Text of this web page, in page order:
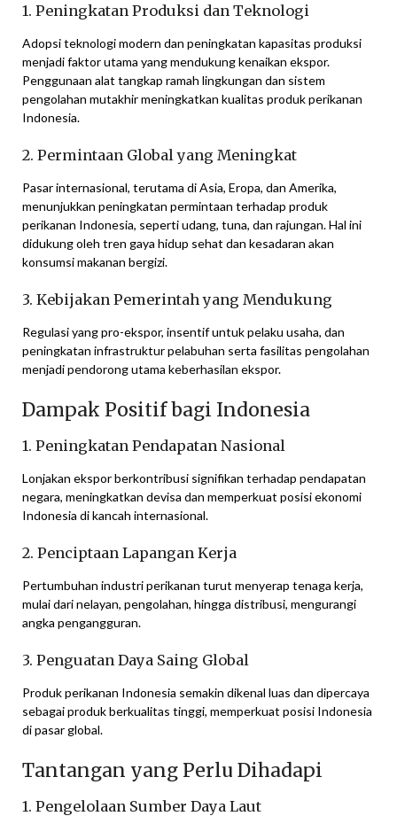
1. Peningkatan Produksi dan Teknologi
Adopsi teknologi modern dan peningkatan kapasitas produksi
menjadi faktor utama yang mendukung kenaikan ekspor.
Penggunaan alat tangkap ramah lingkungan dan sistem
pengolahan mutakhir meningkatkan kualitas produk perikanan
Indonesia.
2. Permintaan Global yang Meningkat
Pasar internasional, terutama di Asia, Eropa, dan Amerika,
menunjukkan peningkatan permintaan terhadap produk
perikanan Indonesia, seperti udang, tuna, dan rajungan. Hal ini
didukung oleh tren gaya hidup sehat dan kesadaran akan
konsumsi makanan bergizi.
3. Kebijakan Pemerintah yang Mendukung
Regulasi yang pro-ekspor, insentif untuk pelaku usaha, dan
peningkatan infrastruktur pelabuhan serta fasilitas pengolahan
menjadi pendorong utama keberhasilan ekspor.
Dampak Positif bagi Indonesia
1. Peningkatan Pendapatan Nasional
Lonjakan ekspor berkontribusi signifikan terhadap pendapatan
negara, meningkatkan devisa dan memperkuat posisi ekonomi
Indonesia di kancah internasional.
2. Penciptaan Lapangan Kerja
Pertumbuhan industri perikanan turut menyerap tenaga kerja,
mulai dari nelayan, pengolahan, hingga distribusi, mengurangi
angka pengangguran.
3. Penguatan Daya Saing Global
Produk perikanan Indonesia semakin dikenal luas dan dipercaya
sebagai produk berkualitas tinggi, memperkuat posisi Indonesia
di pasar global.
Tantangan yang Perlu Dihadapi
1. Pengelolaan Sumber Daya Laut